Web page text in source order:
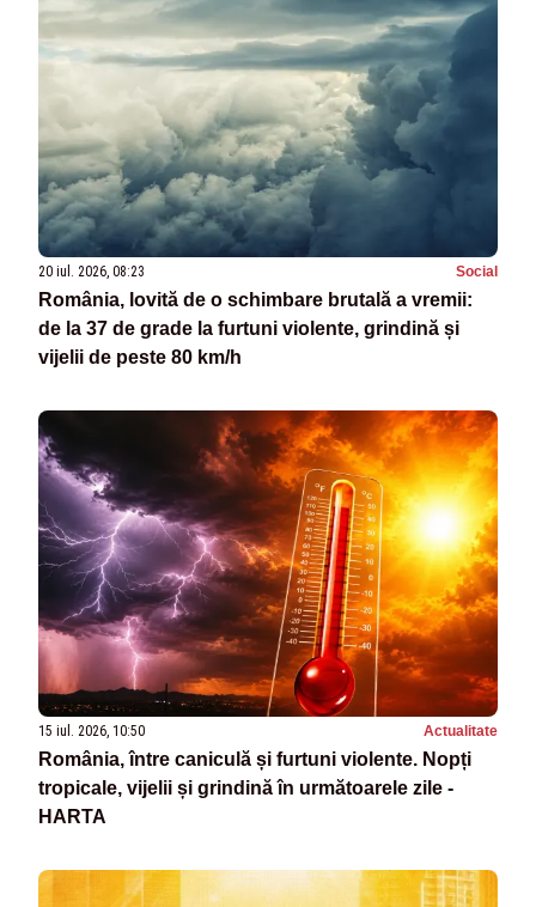
20 iul. 2026, 08:23 Social
România, lovită de o schimbare brutală a vremii:
de la 37 de grade la furtuni violente, grindină și
vijelii de peste 80 km/h
15 iul. 2026, 10:50 Actualitate
România, între caniculă și furtuni violente. Nopți
tropicale, vijelii și grindină în următoarele zile -
HARTA